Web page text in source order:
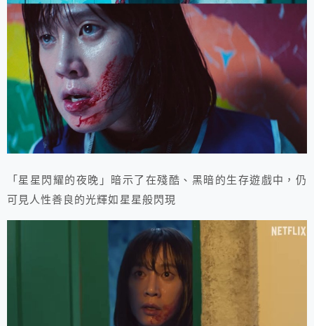
「星星閃耀的夜晚」暗示了在殘酷、黑暗的生存遊戲中，仍
可見人性善良的光輝如星星般閃現